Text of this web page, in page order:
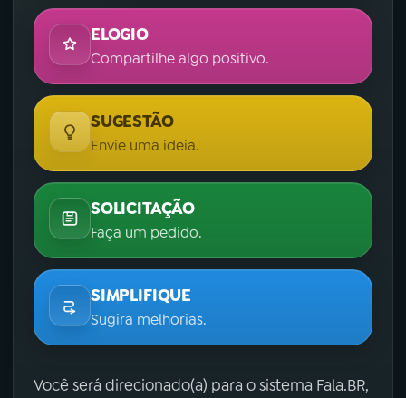
ELOGIO
Compartilhe algo positivo.
SUGESTÃO
Envie uma ideia.
SOLICITAÇÃO
Faça um pedido.
SIMPLIFIQUE
Sugira melhorias.
Você será direcionado(a) para o sistema Fala.BR,